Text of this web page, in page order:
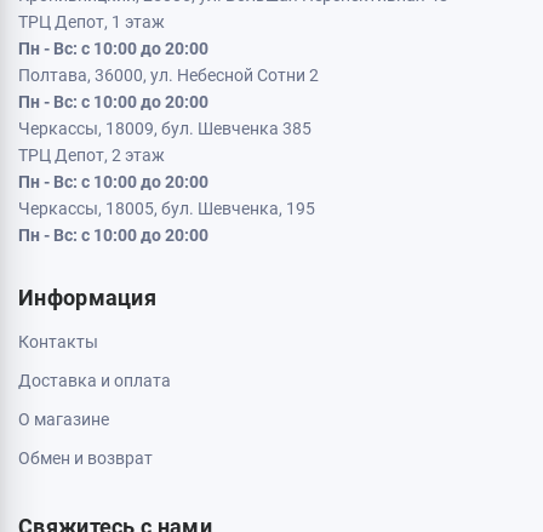
Кременчуг, 39600, ул. Соборная 9/16
Пн - Вс: с 10:00 до 20:00
Кривой Рог, 50000, проспект Металлургов 33
Кропивницкий, 25006, ул. Большая Перспективная 48
Полтава, 36000, ул. Небесной Сотни 2
Пн - Вс: с 10:00 до 20:00
ТРЦ Депот, 2 этаж
Черкассы, 18005, бул. Шевченка, 195